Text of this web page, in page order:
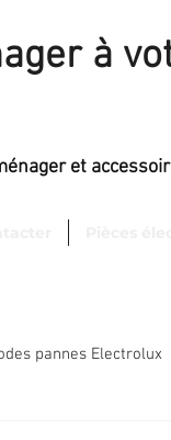
à
et
pannes Electrolux